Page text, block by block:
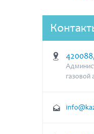
газовой